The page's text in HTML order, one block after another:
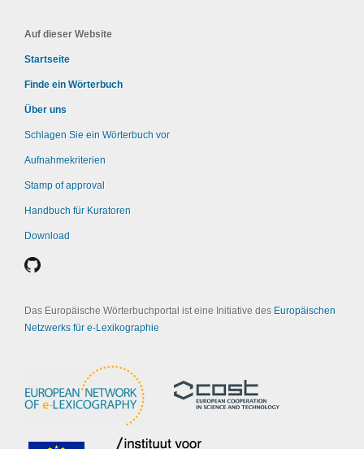
Auf dieser Website
Startseite
Finde ein Wörterbuch
Über uns
Schlagen Sie ein Wörterbuch vor
Aufnahmekriterien
Stamp of approval
Handbuch für Kuratoren
Download
Das Europäische Wörterbuchportal ist eine Initiative des Europäischen
Netzwerks für e-Lexikographie